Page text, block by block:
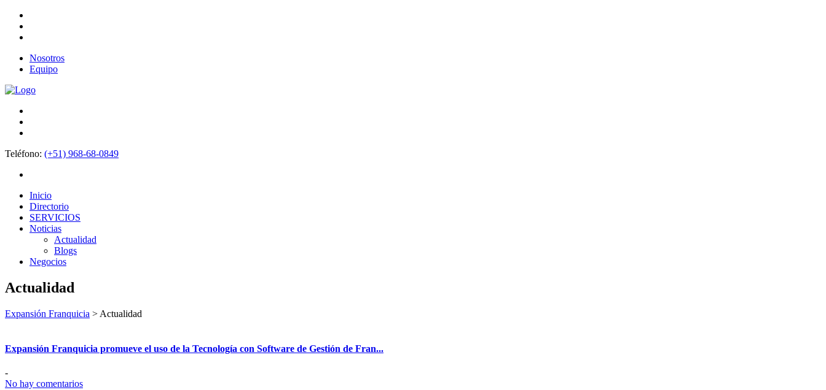
Nosotros
Equipo
Teléfono: (+51) 968-68-0849
Inicio
Directorio
SERVICIOS
Noticias
Actualidad
Blogs
Negocios
Actualidad
Expansión Franquicia > Actualidad
Expansión Franquicia promueve el uso de la Tecnología con Software de Gestión de Fran...
-
No hay comentarios